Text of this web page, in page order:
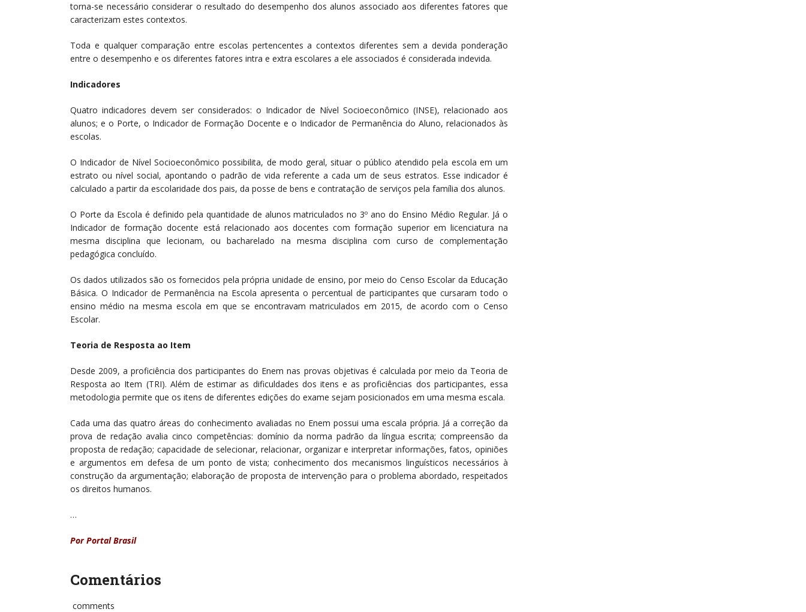
torna-se necessário considerar o resultado do desempenho dos alunos associado aos diferentes fatores que
caracterizam estes contextos.
Toda e qualquer comparação entre escolas pertencentes a contextos diferentes sem a devida ponderação
entre o desempenho e os diferentes fatores intra e extra escolares a ele associados é considerada indevida.
Indicadores
Quatro indicadores devem ser considerados: o Indicador de Nível Socioeconômico (INSE), relacionado aos
alunos; e o Porte, o Indicador de Formação Docente e o Indicador de Permanência do Aluno, relacionados às
escolas.
O Indicador de Nível Socioeconômico possibilita, de modo geral, situar o público atendido pela escola em um
estrato ou nível social, apontando o padrão de vida referente a cada um de seus estratos. Esse indicador é
calculado a partir da escolaridade dos pais, da posse de bens e contratação de serviços pela família dos alunos.
O Porte da Escola é definido pela quantidade de alunos matriculados no 3º ano do Ensino Médio Regular. Já o
Indicador de formação docente está relacionado aos docentes com formação superior em licenciatura na
mesma disciplina que lecionam, ou bacharelado na mesma disciplina com curso de complementação
pedagógica concluído.
Os dados utilizados são os fornecidos pela própria unidade de ensino, por meio do Censo Escolar da Educação
Básica. O Indicador de Permanência na Escola apresenta o percentual de participantes que cursaram todo o
ensino médio na mesma escola em que se encontravam matriculados em 2015, de acordo com o Censo
Escolar.
Teoria de Resposta ao Item
Desde 2009, a proficiência dos participantes do Enem nas provas objetivas é calculada por meio da Teoria de
Resposta ao Item (TRI). Além de estimar as dificuldades dos itens e as proficiências dos participantes, essa
metodologia permite que os itens de diferentes edições do exame sejam posicionados em uma mesma escala.
Cada uma das quatro áreas do conhecimento avaliadas no Enem possui uma escala própria. Já a correção da
prova de redação avalia cinco competências: domínio da norma padrão da língua escrita; compreensão da
proposta de redação; capacidade de selecionar, relacionar, organizar e interpretar informações, fatos, opiniões
e argumentos em defesa de um ponto de vista; conhecimento dos mecanismos linguísticos necessários à
construção da argumentação; elaboração de proposta de intervenção para o problema abordado, respeitados
os direitos humanos.
…
Por Portal Brasil
Comentários
comments